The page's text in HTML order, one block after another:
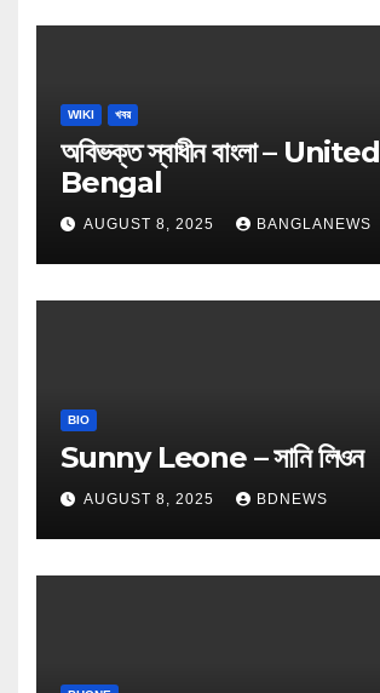
WIKI খবর
অবিভক্ত স্বাধীন বাংলা – United
Bengal
AUGUST 8, 2025 BANGLANEWS
BIO
Sunny Leone – সানি লিওন
AUGUST 8, 2025 BDNEWS